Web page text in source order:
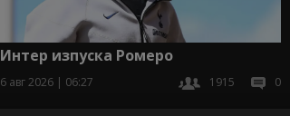
Интер изпуска Ромеро
6 авг 2026 | 06:27 1915 0